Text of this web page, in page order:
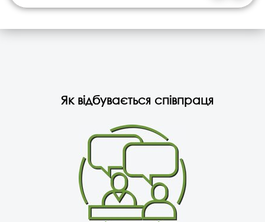
Як відбувається співпраця